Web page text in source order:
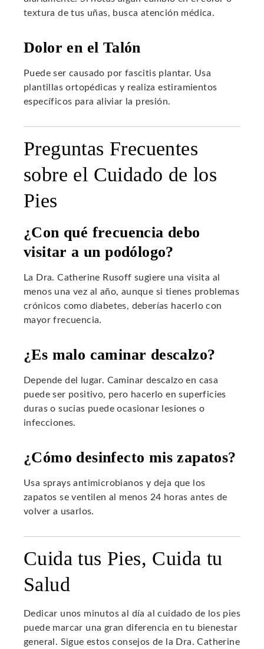
textura de tus uñas, busca atención médica.
Dolor en el Talón
Puede ser causado por fascitis plantar. Usa
plantillas ortopédicas y realiza estiramientos
específicos para aliviar la presión.
Preguntas Frecuentes
sobre el Cuidado de los
Pies
¿Con qué frecuencia debo
visitar a un podólogo?
La Dra. Catherine Rusoff sugiere una visita al
menos una vez al año, aunque si tienes problemas
crónicos como diabetes, deberías hacerlo con
mayor frecuencia.
¿Es malo caminar descalzo?
Depende del lugar. Caminar descalzo en casa
puede ser positivo, pero hacerlo en superficies
duras o sucias puede ocasionar lesiones o
infecciones.
¿Cómo desinfecto mis zapatos?
Usa sprays antimicrobianos y deja que los
zapatos se ventilen al menos 24 horas antes de
volver a usarlos.
Cuida tus Pies, Cuida tu
Salud
Dedicar unos minutos al día al cuidado de los pies
puede marcar una gran diferencia en tu bienestar
general. Sigue estos consejos de la Dra. Catherine